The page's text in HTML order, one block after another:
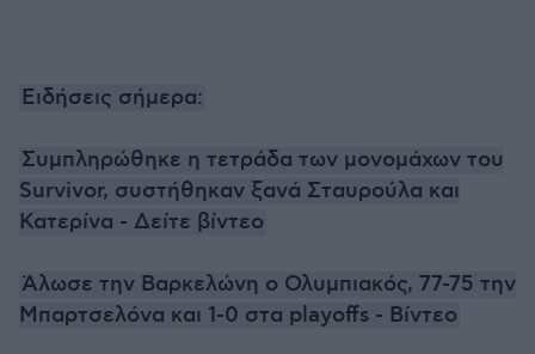
Ειδήσεις σήμερα:
Συμπληρώθηκε η τετράδα των μονομάχων του
Survivor, συστήθηκαν ξανά Σταυρούλα και
Κατερίνα - Δείτε βίντεο
Άλωσε την Βαρκελώνη ο Ολυμπιακός, 77-75 την
Μπαρτσελόνα και 1-0 στα playoffs - Βίντεο